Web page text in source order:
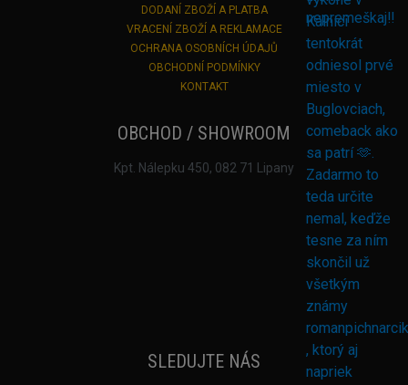
DODANÍ ZBOŽÍ A PLATBA
VRACENÍ ZBOŽÍ A REKLAMACE
OCHRANA OSOBNÍCH ÚDAJŮ
OBCHODNÍ PODMÍNKY
KONTAKT
OBCHOD / SHOWROOM
Kpt. Nálepku 450, 082 71 Lipany
SLEDUJTE NÁS